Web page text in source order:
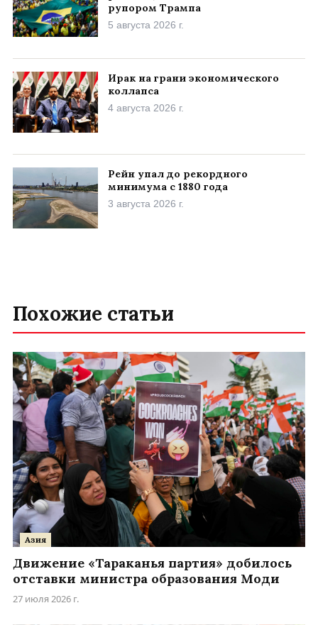
рупором Трампа
5 августа 2026 г.
Ирак на грани экономического
коллапса
4 августа 2026 г.
Рейн упал до рекордного
минимума с 1880 года
3 августа 2026 г.
Похожие статьи
Азия
Движение «Тараканья партия» добилось
отставки министра образования Моди
27 июля 2026 г.